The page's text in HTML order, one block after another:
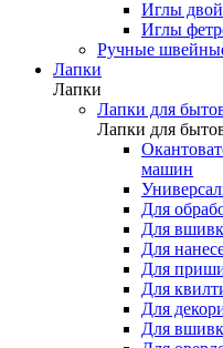
Иглы
Иглы
Ручные
Лапки
Лапки
Лапки для
Лапки для
машин
Для
Для
Для
Для
Для
Для
Для